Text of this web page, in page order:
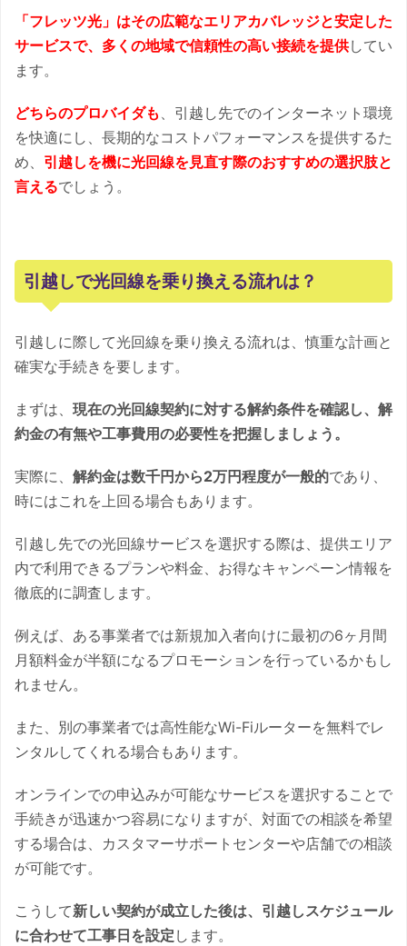
「フレッツ光」はその広範なエリアカバレッジと安定した
サービスで、多くの地域で信頼性の高い接続を提供してい
ます。
どちらのプロバイダも 、引越し先でのインターネット環境
を快適にし、長期的なコストパフォーマンスを提供するた
め、 引越しを機に光回線を見直す際のおすすめの選択肢と
言えるでしょう。
引越しで光回線を乗り換える流れは？
引越しに際して光回線を乗り換える流れは、慎重な計画と
確実な手続きを要します。
まずは、 現在の光回線契約に対する解約条件を確認し、解
約金の有無や工事費用の必要性を把握しましょう。
実際に、 解約金は数千円から2万円程度が一般的であり、
時にはこれを上回る場合もあります。
引越し先での光回線サービスを選択する際は、提供エリア
内で利用できるプランや料金、お得なキャンペーン情報を
徹底的に調査します。
例えば、ある事業者では新規加入者向けに最初の6ヶ月間
月額料金が半額になるプロモーションを行っているかもし
れません。
また、別の事業者では高性能なWi-Fiルーターを無料でレ
ンタルしてくれる場合もあります。
オンラインでの申込みが可能なサービスを選択することで
手続きが迅速かつ容易になりますが、対面での相談を希望
する場合は、カスタマーサポートセンターや店舗での相談
が可能です。
こうして新しい契約が成立した後は、引越しスケジュール
に合わせて工事日を設定 します。